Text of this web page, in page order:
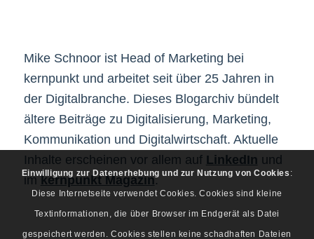
Mike Schnoor ist Head of Marketing bei
kernpunkt und arbeitet seit über 25 Jahren in
der Digitalbranche. Dieses Blogarchiv bündelt
ältere Beiträge zu Digitalisierung, Marketing,
Kommunikation und Digitalwirtschaft. Aktuelle
Inhalte erscheinen vor allem auf LinkedIn und
imkernpunkt Magazin.
Einwilligung zur Datenerhebung und zur Nutzung von Cookies :
Diese Internetseite verwendet Cookies. Cookies sind kleine
Textinformationen, die über Browser im Endgerät als Datei
gespeichert werden. Cookies stellen keine schadhaften Dateien